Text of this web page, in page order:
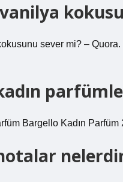
sever mi? –
Bargello Kadın